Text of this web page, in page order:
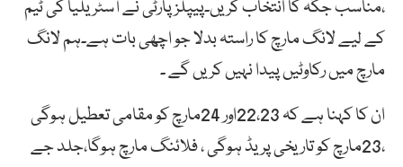
،مناسب جگہ کا انتخاب کریں۔پیپلزپارٹی نے آسٹریلیا کی ٹیم
کے لیے لانگ مارچ کا راستہ بدلا جو اچھی بات ہے۔ہم لانگ
مارچ میں رکاوٹیں پیدا نہیں کریں گے ۔
ان کا کہنا ہے کہ 22،23اور 24مارچ کو مقامی تعطیل ہوگی
،23مارچ کو تاریخی پریڈ ہوگی ، فلائنگ مارچ ہوگا،جلد جے